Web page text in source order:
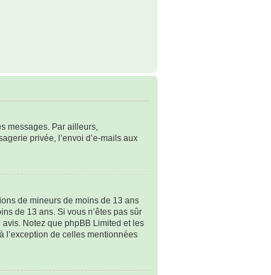
messages. Par ailleurs,
privée, l’envoi d’e-mails aux
de mineurs de moins de 13 ans
de 13 ans. Si vous n’êtes pas sûr
Notez que phpBB Limited et les
l’exception de celles mentionnées